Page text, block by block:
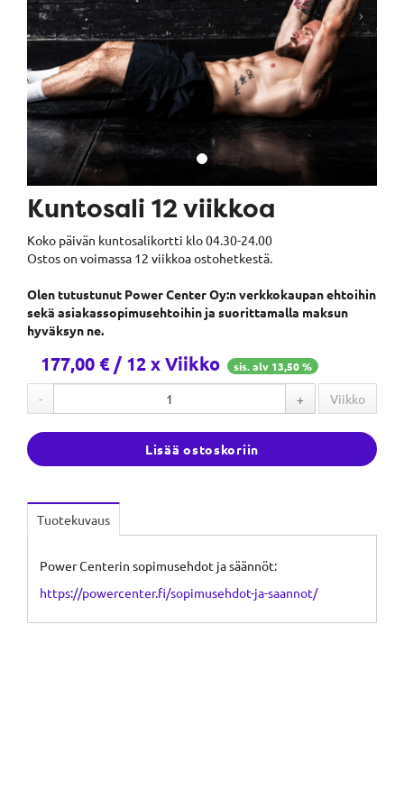
Kuntosali 12 viikkoa
Koko päivän kuntosalikortti klo 04.30-24.00
Ostos on voimassa 12 viikkoa ostohetkestä.
Olen tutustunut Power Center Oy:n verkkokaupan ehtoihin
sekä asiakassopimusehtoihin ja suorittamalla maksun
hyväksyn ne.
177,00 € / 12 x Viikko sis. alv 13,50 %
- + Viikko
Lisää ostoskoriin
Tuotekuvaus
Power Centerin sopimusehdot ja säännöt:
https://powercenter.fi/sopimusehdot-ja-saannot/